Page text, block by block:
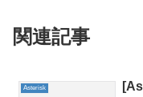
関連記事
Asterisk